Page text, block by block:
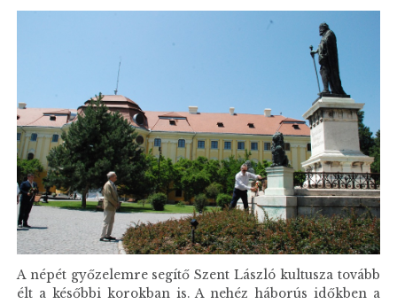
A népét győzelemre segítő Szent László kultusza tovább
élt a későbbi korokban is. A nehéz háborús időkben a